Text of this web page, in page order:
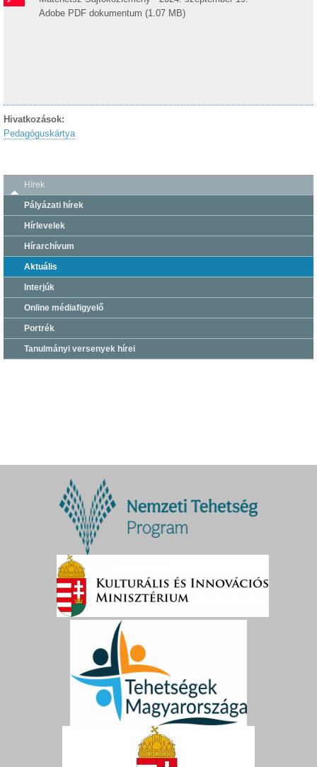
Adobe PDF dokumentum (1.07 MB)
Hivatkozások:
Pedagóguskártya
Hírek
Pályázati hírek
Hírlevelek
Hírarchívum
Aktuális
Interjúk
Online médiafigyelő
Portrék
Tanulmányi versenyek hírei